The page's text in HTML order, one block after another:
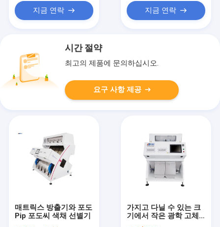
지금 연락 지금 연락
시간 절약
최고의 제품에 문의하십시오.
요구 사항 제공
매트릭스 방출기와 포도
Pip 포도씨 색채 선별기
가지고 다닐 수 있는 크
기에서 작은 광학 고체